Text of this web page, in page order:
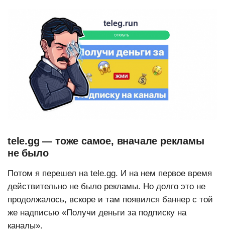
tele.gg — тоже самое, вначале рекламы
не было
Потом я перешел на tele.gg. И на нем первое время
действительно не было рекламы. Но долго это не
продолжалось, вскоре и там появился баннер с той
же надписью «Получи деньги за подписку на
каналы».